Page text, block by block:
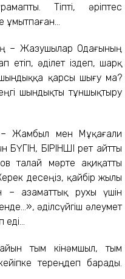
Тіпті, әріптес
– Жазушылар Одағының
етіп, әділет іздеп, шарқ
қарсы шығу ма?
шындықты тұншықтыру
Жамбыл мен Мұқағали
БҮГІН, БІРІНШІ рет айтты
талай мәрте ақиқатты
десеңіз, қайбір жылы
– азаматтық рухы үшін
әділсүйгіш әлеумет
тым кінәмшыл, тым
тереңдеп барады.